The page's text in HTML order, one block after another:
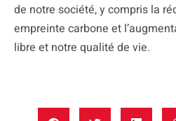
de notre société, y compris la
empreinte carbone et
libre et notre qualité de vie.